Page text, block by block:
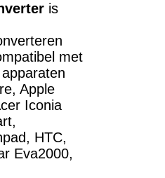
is
met
Apple
Iconia
HTC,
Eva2000,